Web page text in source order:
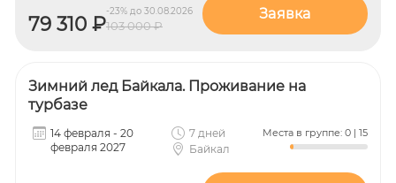
79 310 ₽
-23% до 30.08.2026
103 000 ₽
Заявка
Зимний лед Байкала. Проживание на
турбазе
14 февраля - 20
февраля 2027
7 дней
Байкал
Места в группе: 0 | 15